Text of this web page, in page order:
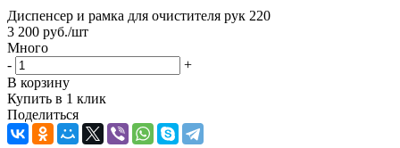
Диспенсер и рамка для очистителя рук 220
3 200 руб./шт
Много
-
+
В корзину
Купить в 1 клик
Поделиться